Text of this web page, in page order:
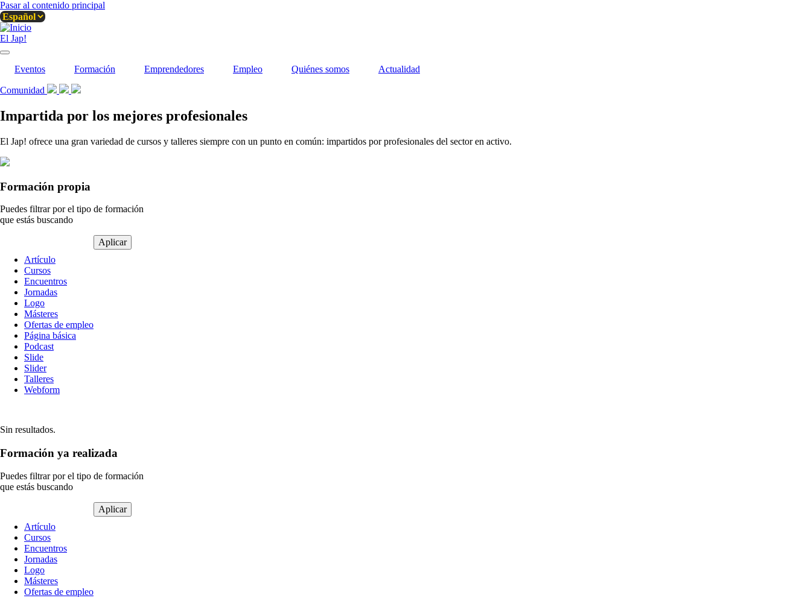
Pasar al contenido principal
El Jap!
Eventos Formación Emprendedores Empleo Quiénes somos Actualidad
Comunidad
Impartida por los mejores profesionales
El Jap! ofrece una gran variedad de cursos y talleres siempre con un punto en común: impartidos por profesionales del sector en activo.
Formación propia
Puedes filtrar por el tipo de formación
que estás buscando
contenido
Artículo
Cursos
Encuentros
Jornadas
Logo
Másteres
Ofertas de empleo
Página básica
Podcast
Slide
Slider
Talleres
Webform
Sin resultados.
Formación ya realizada
Puedes filtrar por el tipo de formación
que estás buscando
contenido
Artículo
Cursos
Encuentros
Jornadas
Logo
Másteres
Ofertas de empleo